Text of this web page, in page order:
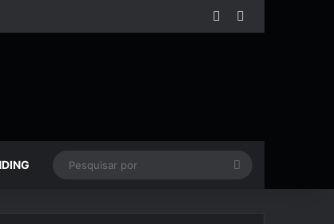
Facebook
Pesquisar